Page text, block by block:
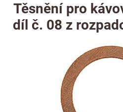
Těsnění pro
díl č. 08 z